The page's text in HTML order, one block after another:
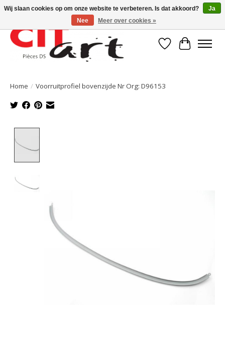
Verlanglijst
Home / Voorruitprofiel bovenzijde Nr Org: D96153
Wij slaan cookies op om onze website te verbeteren. Is dat akkoord?
Ja
Nee
Meer over cookies »